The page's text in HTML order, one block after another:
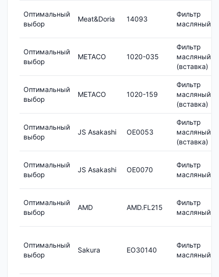
Оптимальный
выбор
Meat&Doria 14093
Фильтр
масляный
Оптимальный
выбор
METACO 1020-035
Фильтр
масляный
(вставка)
Оптимальный
выбор
METACO 1020-159
Фильтр
масляный
(вставка)
Оптимальный
выбор
JS Asakashi OE0053
Фильтр
масляный
(вставка)
Оптимальный
выбор
JS Asakashi OE0070
Фильтр
масляный
Оптимальный
выбор
AMD AMD.FL215
Фильтр
масляный
Оптимальный
выбор
Sakura EO30140
Фильтр
масляный